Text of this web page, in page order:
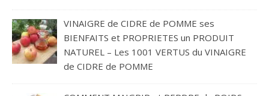
VINAIGRE de CIDRE de POMME ses
BIENFAITS et PROPRIETES un PRODUIT
NATUREL – Les 1001 VERTUS du VINAIGRE
de CIDRE de POMME